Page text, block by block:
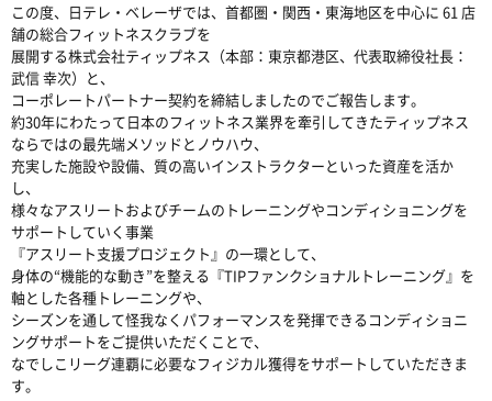
この度、日テレ・ベレーザでは、首都圏・関西・東海地区を中心に 61 店
舗の総合フィットネスクラブを
展開する株式会社ティップネス（本部：東京都港区、代表取締役社長：
武信 幸次）と、
コーポレートパートナー契約を締結しましたのでご報告します。
約30年にわたって日本のフィットネス業界を牽引してきたティップネス
ならではの最先端メソッドとノウハウ、
充実した施設や設備、質の高いインストラクターといった資産を活か
し、
様々なアスリートおよびチームのトレーニングやコンディショニングを
サポートしていく事業
『アスリート支援プロジェクト』の一環として、
身体の“機能的な動き”を整える『TIPファンクショナルトレーニング』を
軸とした各種トレーニングや、
シーズンを通して怪我なくパフォーマンスを発揮できるコンディショニ
ングサポートをご提供いただくことで、
なでしこリーグ連覇に必要なフィジカル獲得をサポートしていただきま
す。